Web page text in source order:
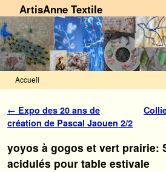
ArtisAnne Textile
Accueil
Navigation des articles
← Expo des 20 ans de
création de Pascal Jaouen 2/2
yoyos à gogos et vert prairie:
acidulés pour table estivale